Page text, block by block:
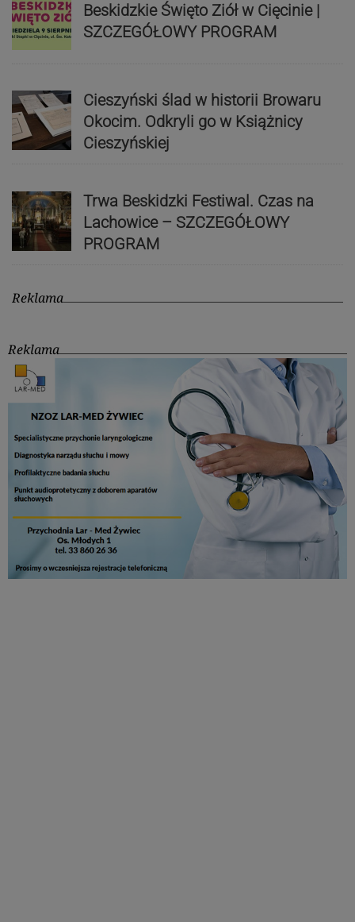
Beskidzkie Święto Ziół w Cięcinie |
SZCZEGÓŁOWY PROGRAM
Cieszyński ślad w historii Browaru
Okocim. Odkryli go w Książnicy
Cieszyńskiej
Trwa Beskidzki Festiwal. Czas na
Lachowice – SZCZEGÓŁOWY
PROGRAM
Reklama
Reklama